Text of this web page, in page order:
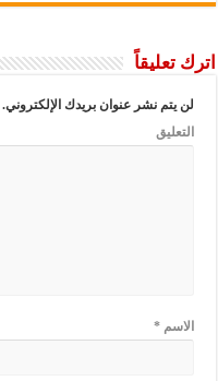
اترك تعليقاً
لن يتم نشر عنوان بريدك الإلكتروني.
التعليق
الاسم*